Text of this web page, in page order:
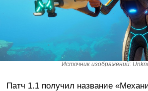
Источник изображений:
Патч 1.1 получил название